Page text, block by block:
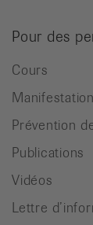
Pour des
Cours
Prévention
Publications
Vidéos
Lettre